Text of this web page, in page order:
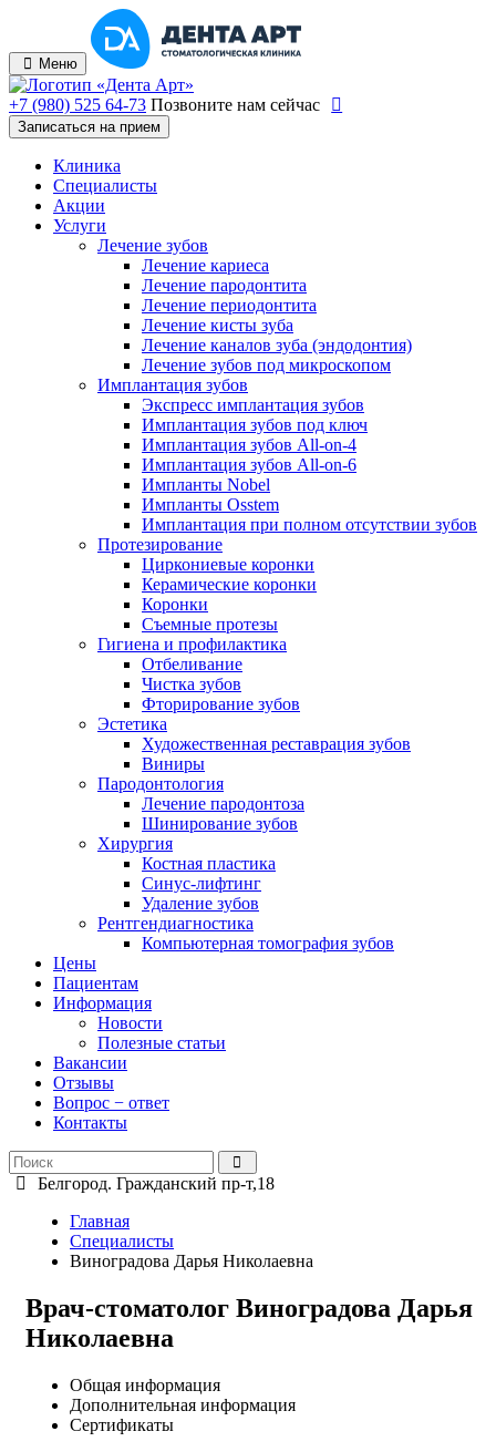
Меню
+7 (980) 525 64-73 Позвоните нам сейчас
Записаться на прием
Клиника
Специалисты
Акции
Услуги
Лечение зубов
Лечение кариеса
Лечение пародонтита
Лечение периодонтита
Лечение кисты зуба
Лечение каналов зуба (эндодонтия)
Лечение зубов под микроскопом
Имплантация зубов
Экспресс имплантация зубов
Имплантация зубов под ключ
Имплантация зубов All-on-4
Имплантация зубов All-on-6
Импланты Nobel
Импланты Osstem
Имплантация при полном отсутствии зубов
Протезирование
Циркониевые коронки
Керамические коронки
Коронки
Съемные протезы
Гигиена и профилактика
Отбеливание
Чистка зубов
Фторирование зубов
Эстетика
Художественная реставрация зубов
Виниры
Пародонтология
Лечение пародонтоза
Шинирование зубов
Хирургия
Костная пластика
Синус-лифтинг
Удаление зубов
Рентгендиагностика
Компьютерная томография зубов
Цены
Пациентам
Информация
Новости
Полезные статьи
Вакансии
Отзывы
Вопрос − ответ
Контакты
Белгород. Гражданский пр-т,18
Главная
Специалисты
Виноградова Дарья Николаевна
Врач-стоматолог Виноградова Дарья
Николаевна
Общая информация
Дополнительная информация
Сертификаты